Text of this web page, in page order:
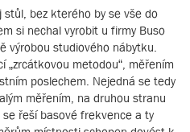
bez kterého by se vše do
si nechal vyrobit u firmy Buso
výrobou studiového nábytku.
„zrcátkovou metodou“, měřením
poslechem. Nejedná se tedy
měřením, na druhou stranu
řeší basové frekvence a ty